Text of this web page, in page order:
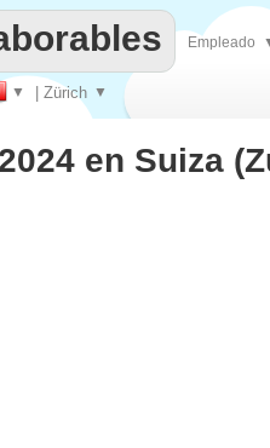
▼ | Zürich ▼
Empleado
en Suiza